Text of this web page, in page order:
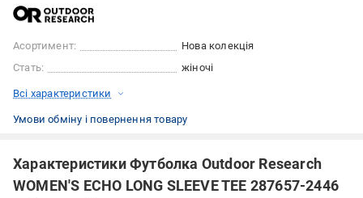
Асортимент:
Нова колекція
Стать:
жіночі
Всі характеристики
Умови обміну і повернення товару
Характеристики Футболка Outdoor Research
WOMEN'S ECHO LONG SLEEVE TEE 287657-2446